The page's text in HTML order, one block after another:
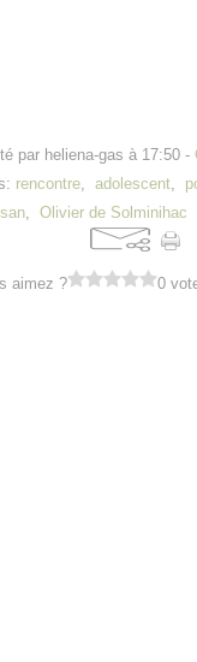
par heliena-gas à 17:50 -
rencontre, adolescent,
, Olivier de Solminihac
aimez ? 0